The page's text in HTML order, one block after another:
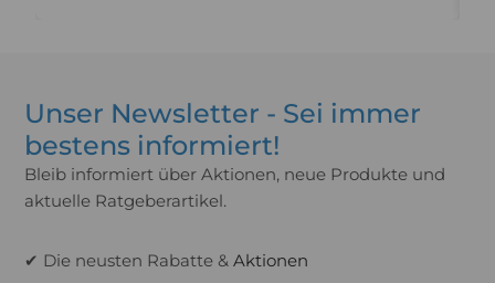
Unser Newsletter - Sei immer
bestens informiert!
Bleib informiert über Aktionen, neue Produkte und
aktuelle Ratgeberartikel.
✔ Die neusten Rabatte &Aktionen